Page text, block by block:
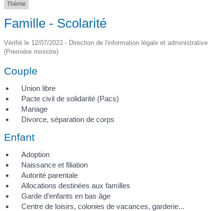
Thème
Famille - Scolarité
Vérifié le 12/07/2022 - Direction de l'information légale et administrative
(Première ministre)
Couple
Union libre
Pacte civil de solidarité (Pacs)
Mariage
Divorce, séparation de corps
Enfant
Adoption
Naissance et filiation
Autorité parentale
Allocations destinées aux familles
Garde d'enfants en bas âge
Centre de loisirs, colonies de vacances, garderie...